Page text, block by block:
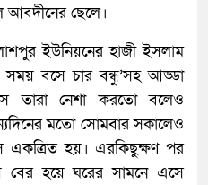
আবদীনের ছেলে।
ইউনিয়নের হাজী ইসলাম
সময় বসে চার বন্ধু’সহ আড্ডা
তারা নেশা করতো বলেও
মতো সোমবার সকালেও
হয়। এরকিছুক্ষণ পর
বের হয়ে ঘরের সামনে এসে